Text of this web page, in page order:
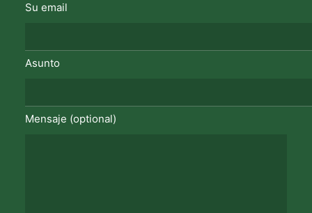
Su email
Asunto
Mensaje (optional)